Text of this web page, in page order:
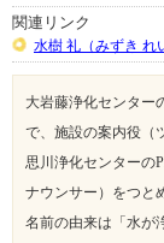
関連リンク
水樹 礼（みずき れ
大岩藤浄化センター
で、施設の案内役（
思川浄化センターの
ナウンサー）をつと
名前の由来は「水が